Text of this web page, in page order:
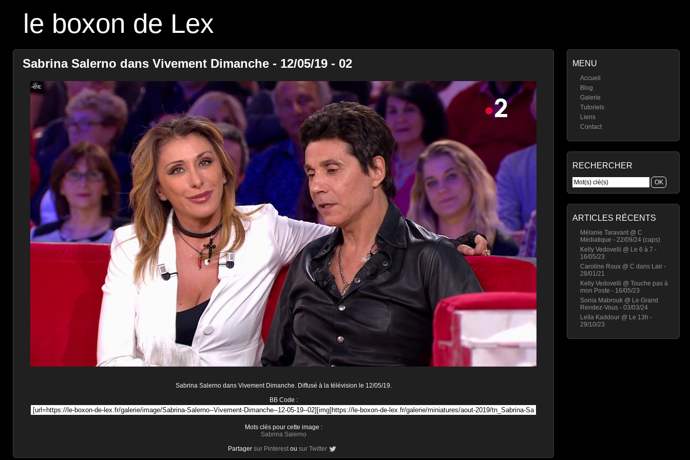
le boxon de Lex
MENU
Accueil
Blog
Galerie
Tutoriels
Liens
Contact
RECHERCHER
ARTICLES RÉCENTS
Mélanie Taravant @ C
Médiatique - 22/09/24 (caps)
Kelly Vedovelli @ Le 6 à 7 -
16/05/23
Caroline Roux @ C dans Lair -
28/01/21
Kelly Vedovelli @ Touche pas à
mon Poste - 16/05/23
Sonia Mabrouk @ Le Grand
Rendez-Vous - 03/03/24
Leïla Kaddour @ Le 13h -
29/10/23
Sabrina Salerno dans Vivement Dimanche - 12/05/19 - 02
Sabrina Salerno dans Vivement Dimanche. Diffusé à la télévision le 12/05/19.
BB Code :
Mots clés pour cette image :
Sabrina Salerno
Partager sur Pinterest ou sur Twitter